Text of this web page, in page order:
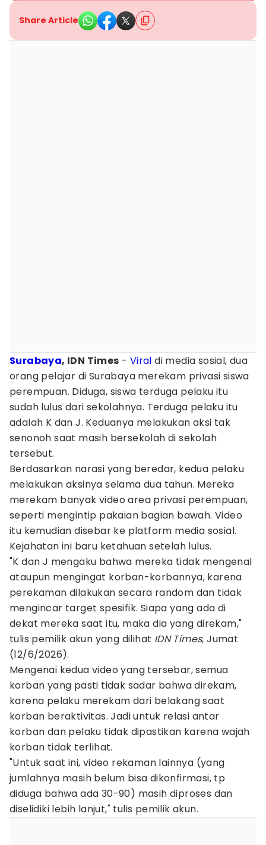
Share Article
Surabaya, IDN Times - Viral di media sosial, dua
orang pelajar di Surabaya merekam privasi siswa
perempuan. Diduga, siswa terduga pelaku itu
sudah lulus dari sekolahnya. Terduga pelaku itu
adalah K dan J. Keduanya melakukan aksi tak
senonoh saat masih bersekolah di sekolah
tersebut.
Berdasarkan narasi yang beredar, kedua pelaku
melakukan aksinya selama dua tahun. Mereka
merekam banyak video area privasi perempuan,
seperti mengintip pakaian bagian bawah. Video
itu kemudian disebar ke platform media sosial.
Kejahatan ini baru ketahuan setelah lulus.
"K dan J mengaku bahwa mereka tidak mengenal
ataupun mengingat korban-korbannya, karena
perekaman dilakukan secara random dan tidak
mengincar target spesifik. Siapa yang ada di
dekat mereka saat itu, maka dia yang direkam,"
tulis pemilik akun yang dilihat IDN Times, Jumat
(12/6/2026).
Mengenai kedua video yang tersebar, semua
korban yang pasti tidak sadar bahwa direkam,
karena pelaku merekam dari belakang saat
korban beraktivitas. Jadi untuk relasi antar
korban dan pelaku tidak dipastikan karena wajah
korban tidak terlihat.
"Untuk saat ini, video rekaman lainnya (yang
jumlahnya masih belum bisa dikonfirmasi, tp
diduga bahwa ada 30-90) masih diproses dan
diselidiki lebih lanjut," tulis pemilik akun.